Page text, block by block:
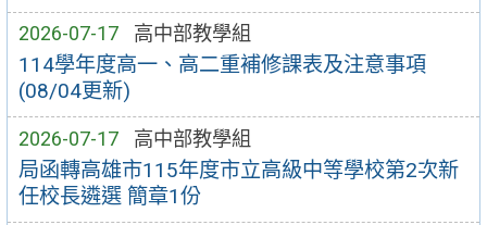
2026-07-17 高中部教學組
114學年度高一、高二重補修課表及注意事項
(08/04更新)
2026-07-17 高中部教學組
局函轉高雄市115年度市立高級中等學校第2次新
任校長遴選 簡章1份